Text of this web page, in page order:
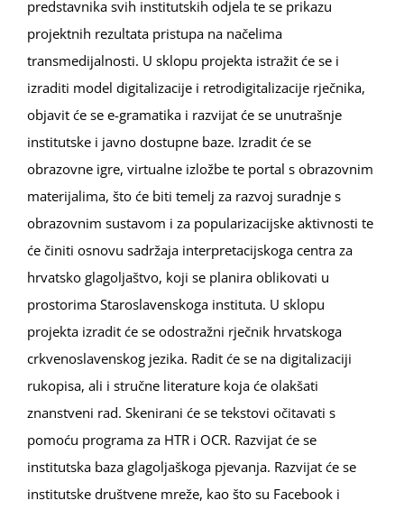
predstavnika svih institutskih odjela te se prikazu
projektnih rezultata pristupa na načelima
transmedijalnosti. U sklopu projekta istražit će se i
izraditi model digitalizacije i retrodigitalizacije rječnika,
objavit će se e-gramatika i razvijat će se unutrašnje
institutske i javno dostupne baze. Izradit će se
obrazovne igre, virtualne izložbe te portal s obrazovnim
materijalima, što će biti temelj za razvoj suradnje s
obrazovnim sustavom i za popularizacijske aktivnosti te
će činiti osnovu sadržaja interpretacijskoga centra za
hrvatsko glagoljaštvo, koji se planira oblikovati u
prostorima Staroslavenskoga instituta. U sklopu
projekta izradit će se odostražni rječnik hrvatskoga
crkvenoslavenskog jezika. Radit će se na digitalizaciji
rukopisa, ali i stručne literature koja će olakšati
znanstveni rad. Skenirani će se tekstovi očitavati s
pomoću programa za HTR i OCR. Razvijat će se
institutska baza glagoljaškoga pjevanja. Razvijat će se
institutske društvene mreže, kao što su Facebook i